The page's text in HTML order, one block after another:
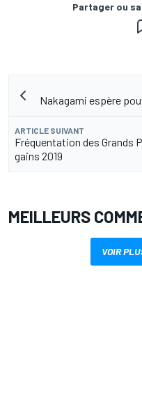
Partager ou
Nakagami espère
ARTICLE SUIVANT
Fréquentation des Grands
gains 2019
MEILLEURS
VOIR